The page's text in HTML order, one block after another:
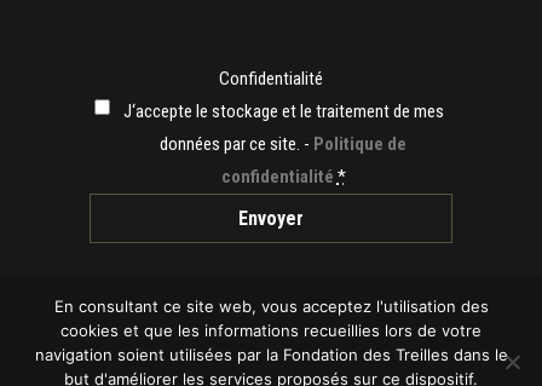
Confidentialité
J‘accepte le stockage et le traitement de mes
données par ce site. - Politique de
confidentialité *
© 2019 Fondation des Treilles - Mentions légales
En consultant ce site web, vous acceptez l'utilisation des
cookies et que les informations recueillies lors de votre
navigation soient utilisées par la Fondation des Treilles dans le
but d'améliorer les services proposés sur ce dispositif.